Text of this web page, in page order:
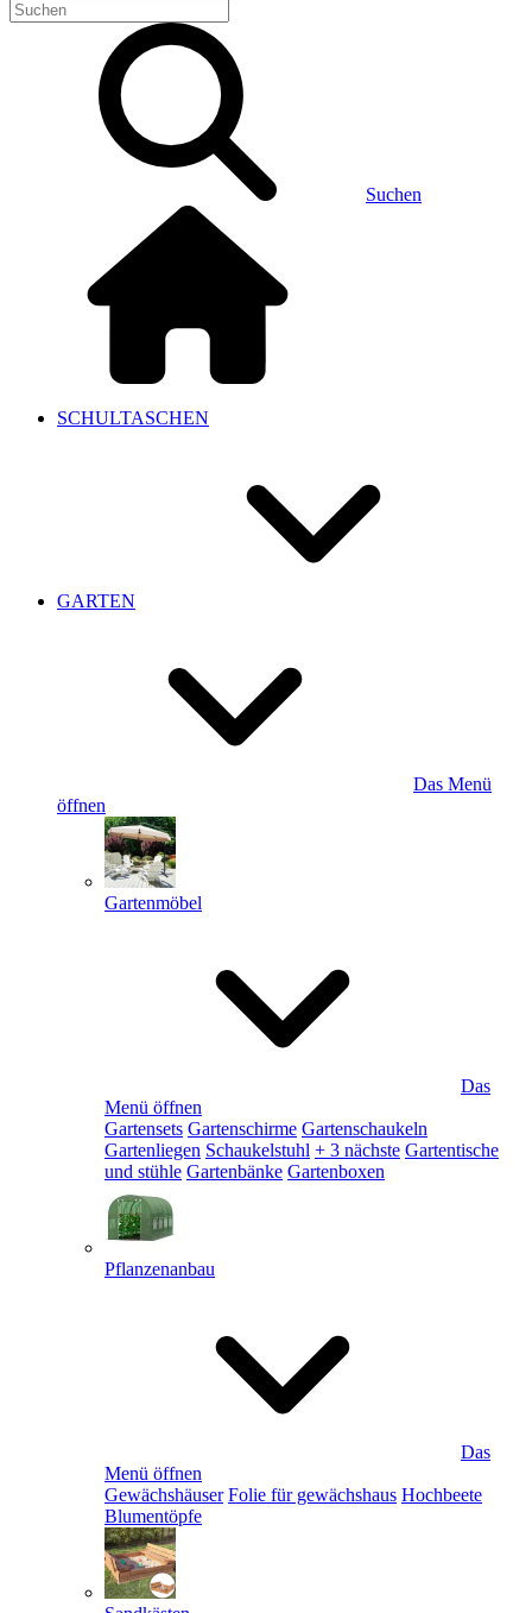
Suchen
SCHULTASCHEN
GARTEN
Das Menü
öffnen
Gartenmöbel
Das
Menü öffnen
Gartensets Gartenschirme Gartenschaukeln
Gartenliegen Schaukelstuhl + 3 nächste Gartentische
und stühle Gartenbänke Gartenboxen
Pflanzenanbau
Das
Menü öffnen
Gewächshäuser Folie für gewächshaus Hochbeete
Blumentöpfe